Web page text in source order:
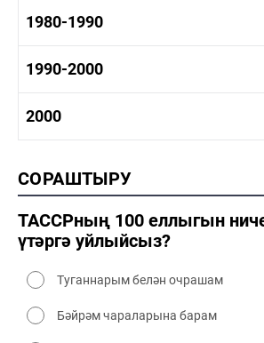
1960-1970 мәдәният
1970-1980 тарих
1970-1980 мәдәният
1980-1990
1980-1990 тарих
1980-1990 мәдәният
1990-2000
1990-2000 мәдәният
2000
2000 сәнәгать
2000 мәдәният
СОРАШТЫРУ
ТАССРның 100 еллыгын
үтәргә уйлыйсыз?
Туганнарым белән очрашам
Бәйрәм чараларына барам